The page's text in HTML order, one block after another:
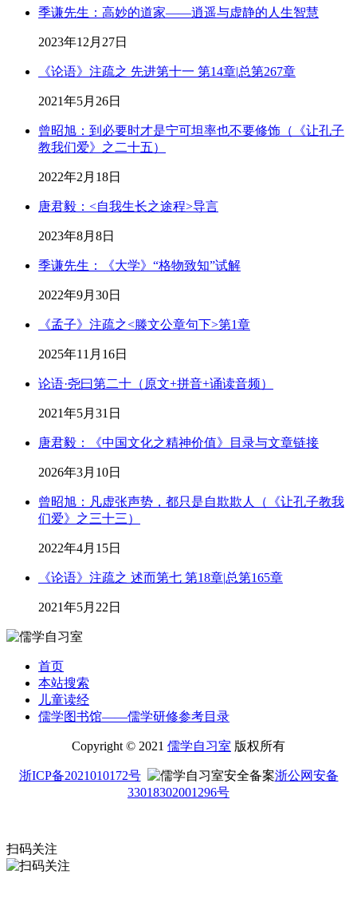
季谦先生：高妙的道家——逍遥与虚静的人生智慧
2023年12月27日
《论语》注疏之 先进第十一 第14章|总第267章
2021年5月26日
曾昭旭：到必要时才是宁可坦率也不要修饰（《让孔子
教我们爱》之二十五）
2022年2月18日
唐君毅：<自我生长之途程>导言
2023年8月8日
季谦先生：《大学》“格物致知”试解
2022年9月30日
《孟子》注疏之<滕文公章句下>第1章
2025年11月16日
论语·尧曰第二十（原文+拼音+诵读音频）
2021年5月31日
唐君毅：《中国文化之精神价值》目录与文章链接
2026年3月10日
曾昭旭：凡虚张声势，都只是自欺欺人（《让孔子教我
们爱》之三十三）
2022年4月15日
《论语》注疏之 述而第七 第18章|总第165章
2021年5月22日
首页
本站搜索
儿童读经
儒学图书馆——儒学研修参考目录
Copyright © 2021 儒学自习室 版权所有
浙ICP备2021010172号
浙公网安备
33018302001296号
扫码关注